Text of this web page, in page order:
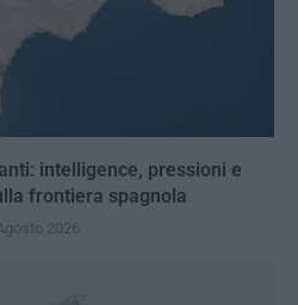
intelligence, pressioni e
frontiera spagnola
2026